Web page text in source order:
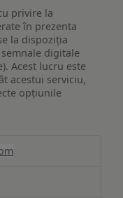
privire la
în prezenta
la dispoziția
digitale
Acest lucru este
acestui serviciu,
opțiunile